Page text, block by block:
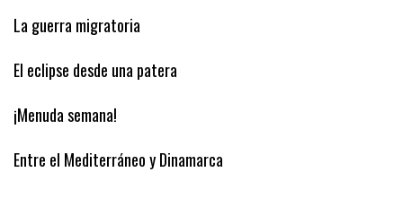
La guerra migratoria
El eclipse desde una patera
¡Menuda semana!
Entre el Mediterráneo y Dinamarca